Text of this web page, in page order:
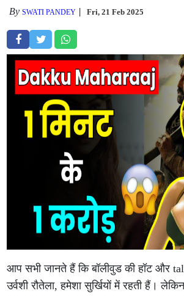
BySWATI PANDEY Fri, 21 Feb 2025
आप सभी जानते हैं कि बॉलीवुड की हॉट और
उर्वशी रौतेला, हमेशा सुर्खियों में रहती हैं।